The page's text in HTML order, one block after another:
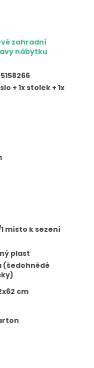
zahradní
nábytku
+ 1x stolek + 1x
1 místo k sezení
plast
(šedohnědé
cm